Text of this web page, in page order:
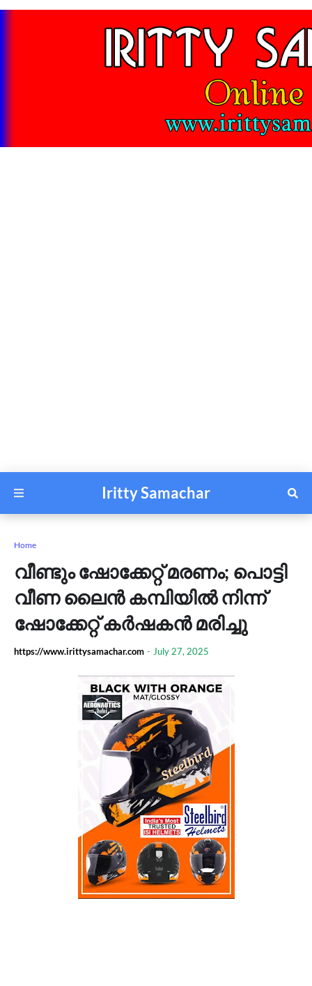
Iritty Samachar
Home
വീണ്ടും ഷോക്കേറ്റ് മരണം; പൊട്ടി
വീണ ലൈൻ കമ്പിയിൽ നിന്ന്
ഷോക്കേറ്റ് കർഷകൻ മരിച്ചു
https://www.irittysamachar.com - July 27, 2025